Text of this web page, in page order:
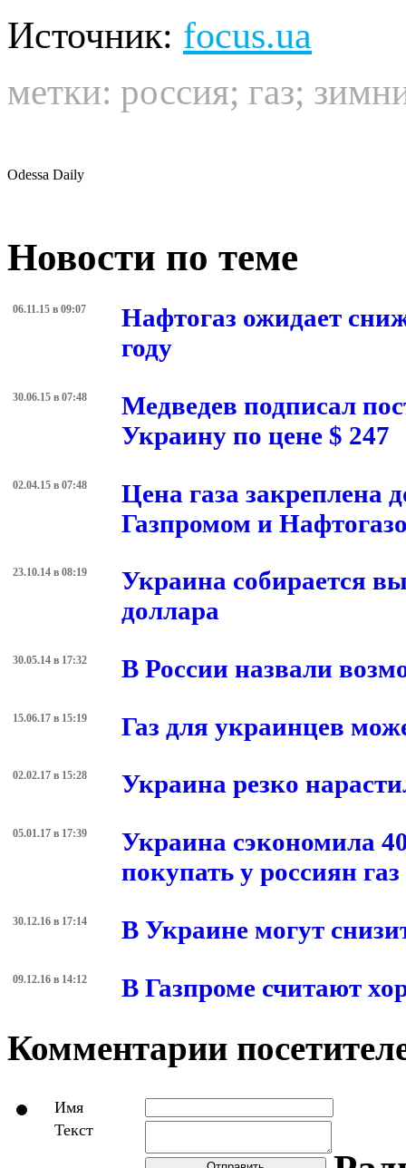
Источник: focus.ua
метки: россия; газ;
Odessa Daily
Новости по теме
06.11.15 в 09:07
Нафтогаз ожидает
году
30.06.15 в 07:48
Медведев подписал
Украину по цене $ 247
02.04.15 в 07:48
Цена газа закреплена
Газпромом и
23.10.14 в 08:19
Украина собирается
доллара
30.05.14 в 17:32 В России назвали
15.06.17 в 15:19 Газ для украинцев
02.02.17 в 15:28 Украина резко
05.01.17 в 17:39
Украина сэкономила
покупать у россиян газ
30.12.16 в 17:14 В Украине могут
09.12.16 в 14:12 В Газпроме считают
Комментарии
Имя
Текст